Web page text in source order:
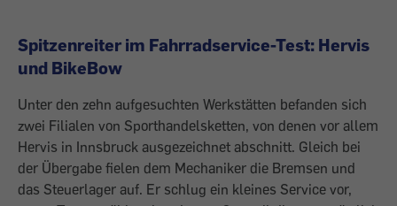
Spitzenreiter im Fahrradservice-Test: Hervis
und BikeBow
Unter den zehn aufgesuchten Werkstätten befanden sich
zwei Filialen von Sporthandelsketten, von denen vor allem
Hervis in Innsbruck ausgezeichnet abschnitt. Gleich bei
der Übergabe fielen dem Mechaniker die Bremsen und
das Steuerlager auf. Er schlug ein kleines Service vor,